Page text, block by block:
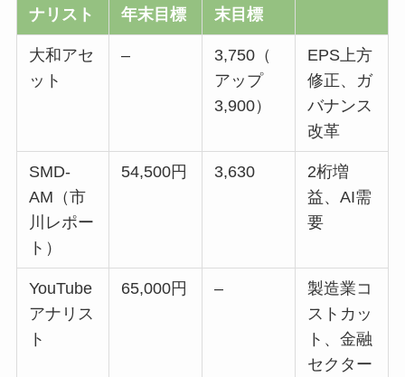
ナリスト
年末目標
末目標
大和アセ
ット
–
3,750（
アップ
3,900）
EPS上方
修正、ガ
バナンス
改革
SMD-
AM（市
川レポー
ト）
54,500円 3,630
2桁増
益、AI需
要
YouTube
アナリス
ト
65,000円 –
製造業コ
ストカッ
ト、金融
セクター